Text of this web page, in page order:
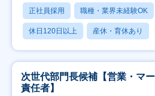
正社員採用 職種・業界未経験OK
休日120日以上 産休・育休あり
次世代部門長候補【営業・マ
責任者】